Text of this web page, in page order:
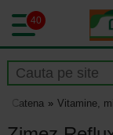
40
Catena Vitamine,